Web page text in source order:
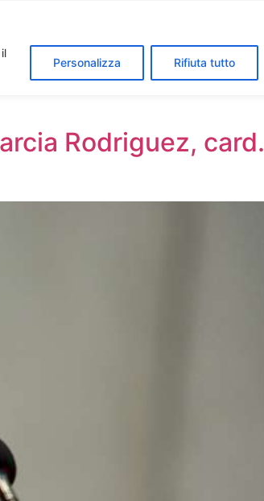
Personalizza Rifiuta tutto
Rodriguez, card.